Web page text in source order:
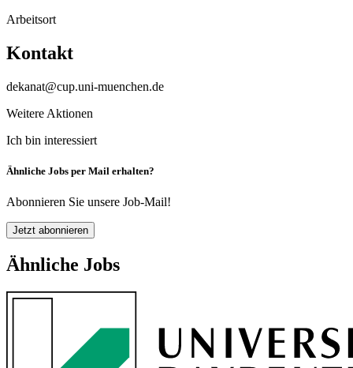
Arbeitsort
Kontakt
dekanat@cup.uni-muenchen.de
Weitere Aktionen
Ich bin interessiert
Ähnliche Jobs per Mail erhalten?
Abonnieren Sie unsere Job-Mail!
Jetzt abonnieren
Ähnliche Jobs